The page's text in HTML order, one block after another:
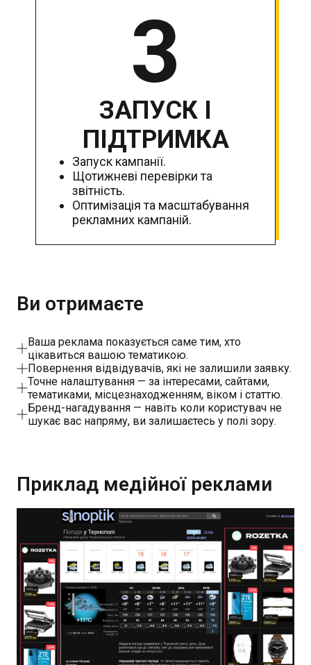
3
ЗАПУСК І
ПІДТРИМКА
Запуск кампанії.
Щотижневі перевірки та
звітність.
Оптимізація та масштабування
рекламних кампаній.
Ви отримаєте
Ваша реклама показується саме тим, хто
цікавиться вашою тематикою.
Повернення відвідувачів, які не залишили заявку.
Точне налаштування — за інтересами, сайтами,
тематиками, місцезнаходженням, віком і статтю.
Бренд-нагадування — навіть коли користувач не
шукає вас напряму, ви залишаєтесь у полі зору.
Приклад медійної реклами